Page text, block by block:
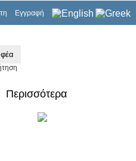
Εγγραφή
Περισσότερα